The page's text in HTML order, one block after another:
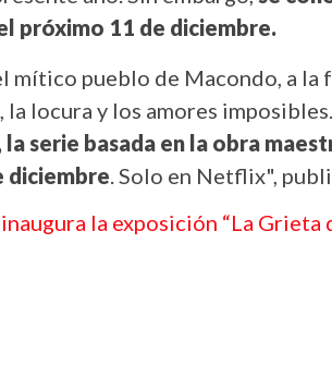
próximo 11 de diciembre.
mítico pueblo de Macondo, a la
la locura y los amores imposibles.
la serie basada en la obra
diciembre. Solo en Netflix",
la exposición “La Grieta